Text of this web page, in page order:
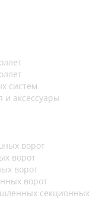
систем
и аксессуары
ворот
ворот
ворот
ворот
секционных